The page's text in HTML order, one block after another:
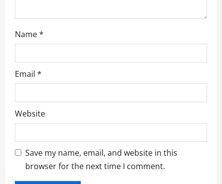
Name*
Email *
Website
Save my name, email, and website in this
browser for the next time I comment.